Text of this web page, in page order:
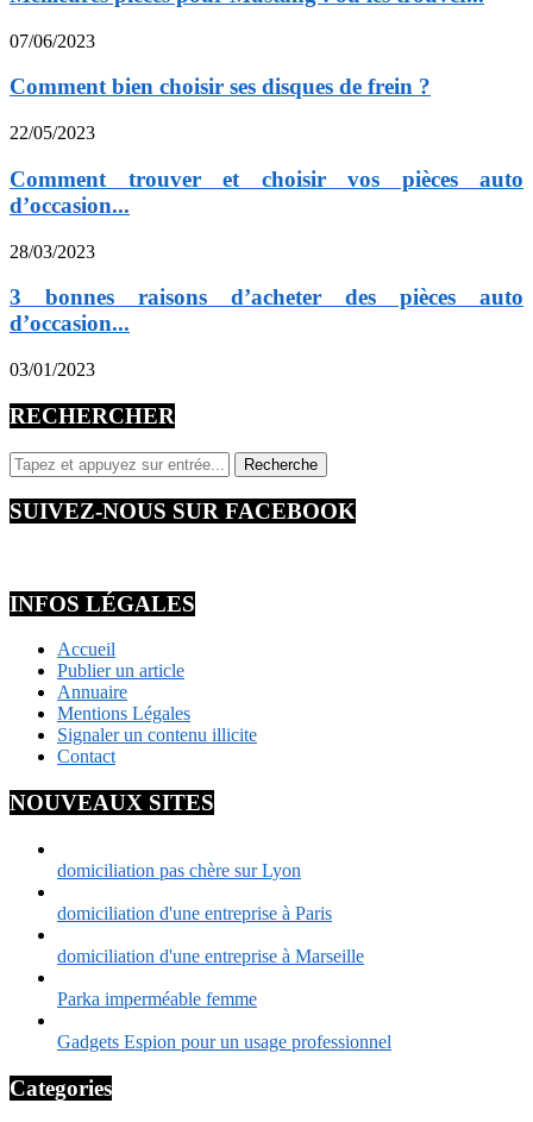
07/06/2023
Comment bien choisir ses disques de frein ?
22/05/2023
Comment trouver et choisir vos pièces auto
d’occasion...
28/03/2023
3 bonnes raisons d’acheter des pièces auto
d’occasion...
03/01/2023
RECHERCHER
SUIVEZ-NOUS SUR FACEBOOK
INFOS LÉGALES
Accueil
Publier un article
Annuaire
Mentions Légales
Signaler un contenu illicite
Contact
NOUVEAUX SITES
domiciliation pas chère sur Lyon
domiciliation d'une entreprise à Paris
domiciliation d'une entreprise à Marseille
Parka imperméable femme
Gadgets Espion pour un usage professionnel
Categories